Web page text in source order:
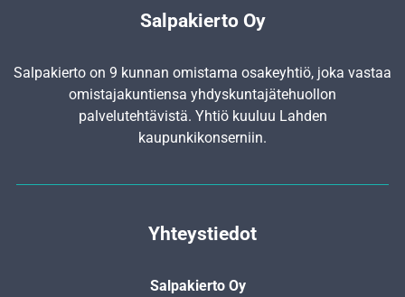
Salpakierto Oy
Salpakierto on 9 kunnan omistama osakeyhtiö, joka vastaa
omistajakuntiensa yhdyskunta­jätehuollon
palvelutehtävistä. Yhtiö kuuluu Lahden
kaupunkikonserniin.
Yhteystiedot
Salpakierto Oy